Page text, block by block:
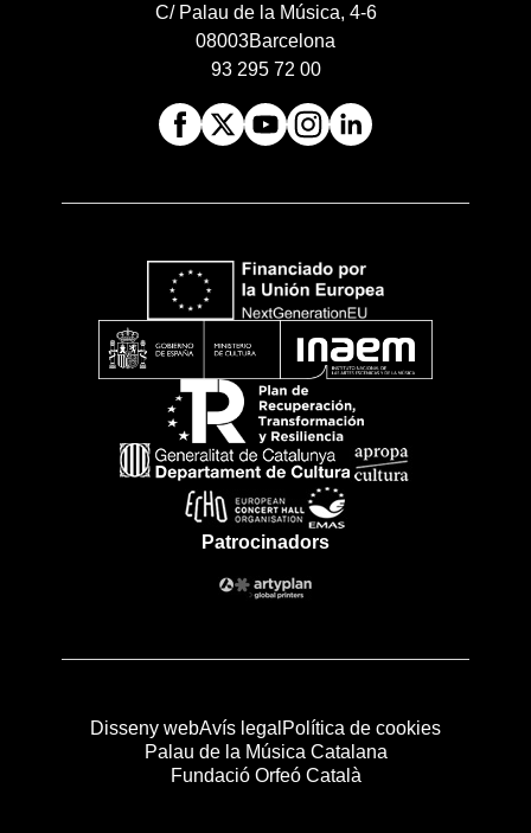
C/ Palau de la Música, 4-6
08003Barcelona
93 295 72 00
Patrocinadors
Disseny webAvís legal Política de cookies
Palau de la Música Catalana
Fundació Orfeó Català